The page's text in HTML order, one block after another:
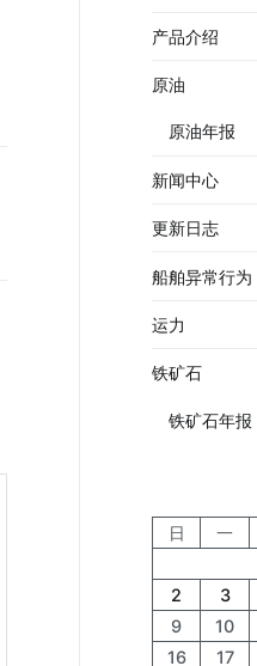
产品介绍
原油
原油年报
新闻中心
更新日志
船舶异常行为
运力
铁矿石
铁矿石年报
日
一
2
3
9
10
16
17